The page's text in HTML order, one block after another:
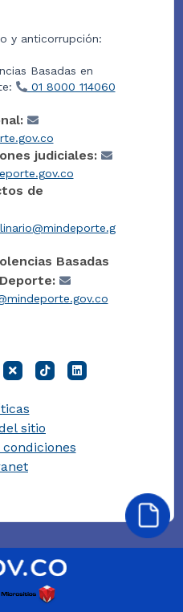
y anticorrupción:
Basadas en
01 8000 114060
judiciales:
de
Basadas
sitio